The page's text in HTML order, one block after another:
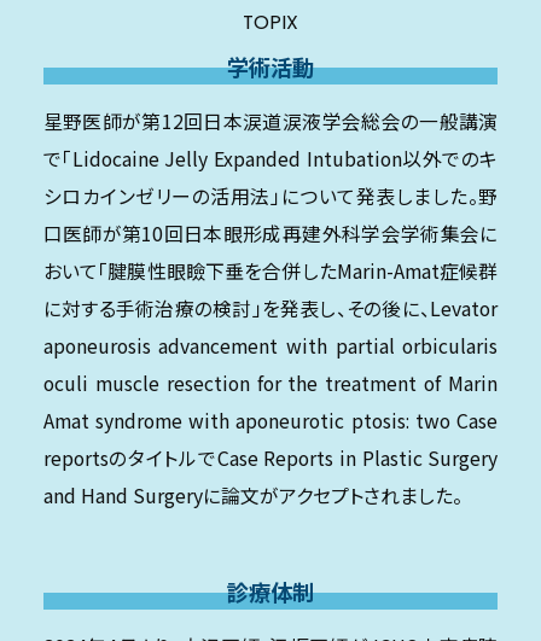
TOPIX
学術活動
星野医師が第12回日本涙道涙液学会総会の一般講演
で「Lidocaine Jelly Expanded Intubation以外でのキ
シロカインゼリーの活用法」について発表しました。野
口医師が第10回日本眼形成再建外科学会学術集会に
おいて「腱膜性眼瞼下垂を合併したMarin-Amat症候群
に対する手術治療の検討」を発表し、その後に、Levator
aponeurosis advancement with partial orbicularis
oculi muscle resection for the treatment of Marin
Amat syndrome with aponeurotic ptosis: two Case
reportsのタイトルでCase Reports in Plastic Surgery
and Hand Surgeryに論文がアクセプトされました。
診療体制